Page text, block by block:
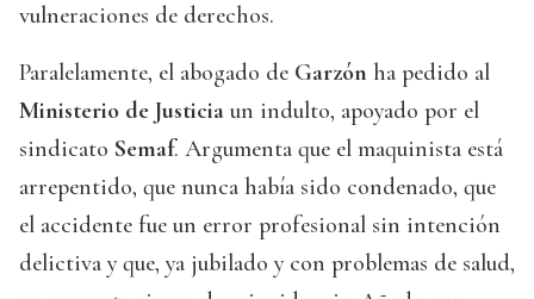
vulneraciones de derechos.
Paralelamente, el abogado de Garzón ha pedido al
Ministerio de Justicia un indulto, apoyado por el
sindicato Semaf. Argumenta que el maquinista está
arrepentido, que nunca había sido condenado, que
el accidente fue un error profesional sin intención
delictiva y que, ya jubilado y con problemas de salud,